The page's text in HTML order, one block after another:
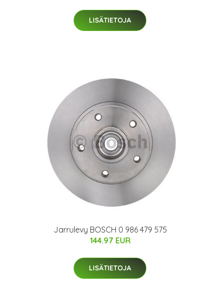
LISÄTIETOJA
Jarrulevy BOSCH 0 986 479 575
144.97 EUR
LISÄTIETOJA